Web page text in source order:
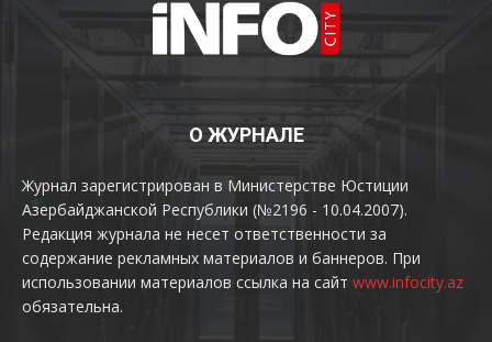
О ЖУРНАЛЕ
Журнал зарегистрирован в Министерстве Юстиции
Азербайджанской Республики (№2196 - 10.04.2007).
Редакция журнала не несет ответственности за
содержание рекламных материалов и баннеров. При
использовании материалов ссылка на сайт www.infocity.az
обязательна.